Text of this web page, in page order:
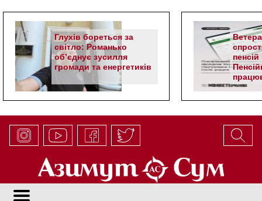
Глухів бореться за
світло: Романько
об’єднує зусилля
громади та енергетиків